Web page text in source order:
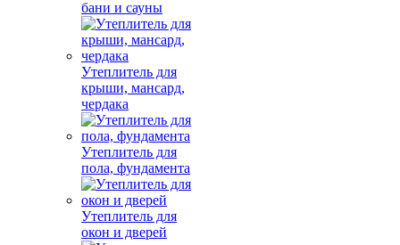
бани и сауны
Утеплитель для
крыши, мансард,
чердака
Утеплитель для
пола, фундамента
Утеплитель для
окон и дверей